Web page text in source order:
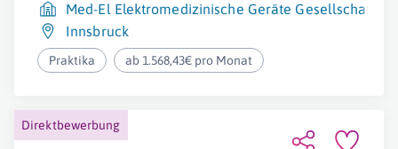
Med-El Elektromedizinische Geräte Gesellschaft
Innsbruck
Praktika ab 1.568,43€ pro Monat
Direktbewerbung